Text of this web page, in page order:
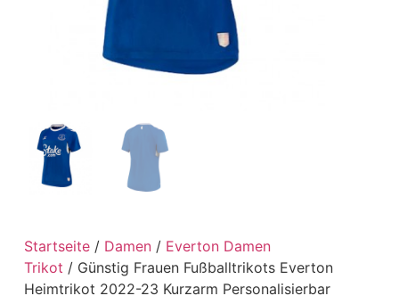
Startseite/ Damen/ Everton Damen
Trikot / Günstig Frauen Fußballtrikots Everton
Heimtrikot 2022-23 Kurzarm Personalisierbar